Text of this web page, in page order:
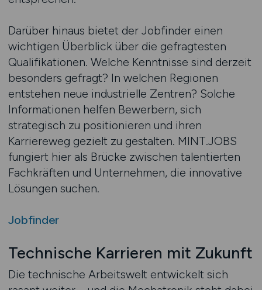
Darüber hinaus bietet der Jobfinder einen
wichtigen Überblick über die gefragtesten
Qualifikationen. Welche Kenntnisse sind derzeit
besonders gefragt? In welchen Regionen
entstehen neue industrielle Zentren? Solche
Informationen helfen Bewerbern, sich
strategisch zu positionieren und ihren
Karriereweg gezielt zu gestalten. MINT.JOBS
fungiert hier als Brücke zwischen talentierten
Fachkräften und Unternehmen, die innovative
Lösungen suchen.
Jobfinder
Technische Karrieren mit Zukunft
Die technische Arbeitswelt entwickelt sich